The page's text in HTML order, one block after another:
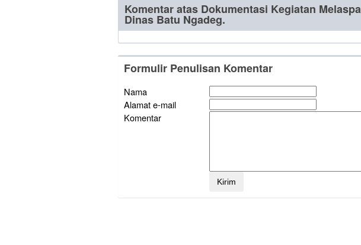
Komentar atas Dokumentasi Kegiatan
Dinas Batu Ngadeg.
Formulir Penulisan Komentar
Nama
Alamat e-mail
Komentar